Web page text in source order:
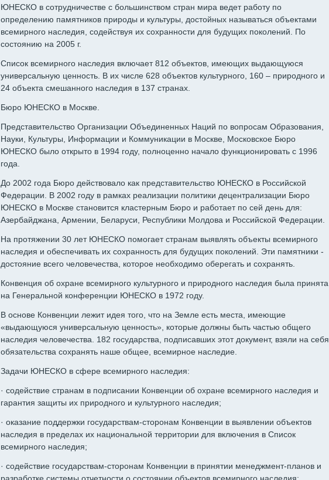
ЮНЕСКО в сотрудничестве с большинством стран мира ведет работу по
определению памятников природы и культуры, достойных называться объектами
всемирного наследия, содействуя их сохранности для будущих поколений. По
состоянию на 2005 г.
Список всемирного наследия включает 812 объектов, имеющих выдающуюся
универсальную ценность. В их числе 628 объектов культурного, 160 – природного и
24 объекта смешанного наследия в 137 странах.
Бюро ЮНЕСКО в Москве.
Представительство Организации Объединенных Наций по вопросам Образования,
Науки, Культуры, Информации и Коммуникации в Москве, Московское Бюро
ЮНЕСКО было открыто в 1994 году, полноценно начало функционировать с 1996
года.
До 2002 года Бюро действовало как представительство ЮНЕСКО в Российской
Федерации. В 2002 году в рамках реализации политики децентрализации Бюро
ЮНЕСКО в Москве становится кластерным Бюро и работает по сей день для:
Азербайджана, Армении, Беларуси, Республики Молдова и Российской Федерации.
На протяжении 30 лет ЮНЕСКО помогает странам выявлять объекты всемирного
наследия и обеспечивать их сохранность для будущих поколений. Эти памятники -
достояние всего человечества, которое необходимо оберегать и сохранять.
Конвенция об охране всемирного культурного и природного наследия была принята
на Генеральной конференции ЮНЕСКО в 1972 году.
В основе Конвенции лежит идея того, что на Земле есть места, имеющие
«выдающуюся универсальную ценность», которые должны быть частью общего
наследия человечества. 182 государства, подписавших этот документ, взяли на себя
обязательства сохранять наше общее, всемирное наследие.
Задачи ЮНЕСКО в сфере всемирного наследия:
· содействие странам в подписании Конвенции об охране всемирного наследия и
гарантия защиты их природного и культурного наследия;
· оказание поддержки государствам-сторонам Конвенции в выявлении объектов
наследия в пределах их национальной территории для включения в Список
всемирного наследия;
· содействие государствам-сторонам Конвенции в принятии менеджмент-планов и